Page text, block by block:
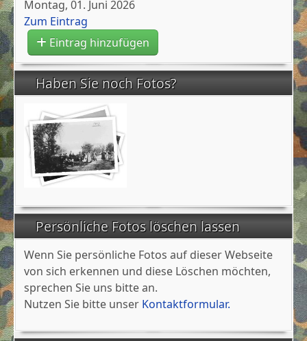
Montag, 01. Juni 2026
Zum Eintrag
Eintrag hinzufügen
Haben Sie noch Fotos?
Persönliche Fotos löschen lassen
Wenn Sie persönliche Fotos auf dieser Webseite
von sich erkennen und diese Löschen möchten,
sprechen Sie uns bitte an.
Nutzen Sie bitte unser Kontaktformular.